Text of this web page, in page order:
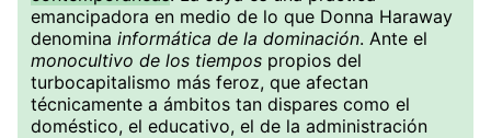
emancipadora en medio de lo que Donna Haraway
denomina informática de la dominación. Ante el
monocultivo de los tiempos propios del
turbocapitalismo más feroz, que afectan
técnicamente a ámbitos tan dispares como el
doméstico, el educativo, el de la administración